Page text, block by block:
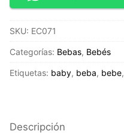
12-
24
cantidad
SKU: EC071
Categorías: Bebas, Bebés
Etiquetas: baby, beba, bebe,
Descripción